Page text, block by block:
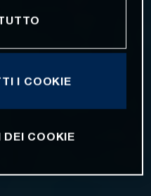
I COOKIE
COOKIE